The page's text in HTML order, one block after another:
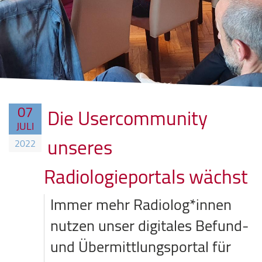
07
JULI
2022
Die Usercommunity
unseres
Radiologieportals wächst
Immer mehr Radiolog*innen
nutzen unser digitales Befund-
und Übermittlungsportal für